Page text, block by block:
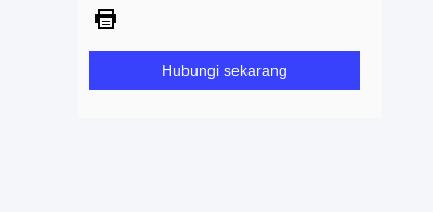
Hubungi sekarang